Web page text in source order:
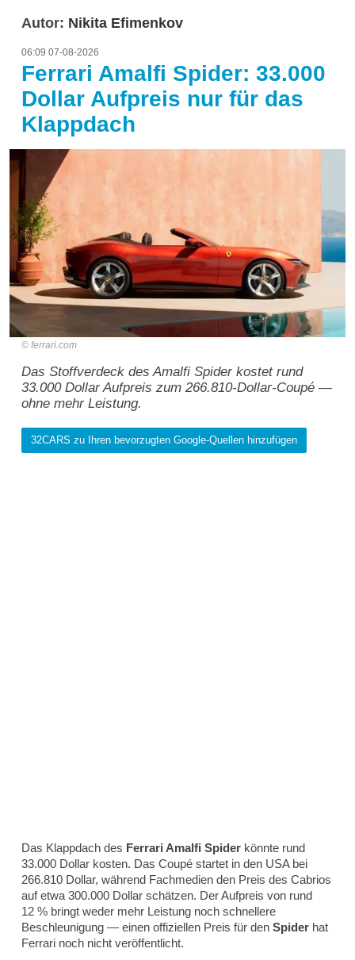
Autor: Nikita Efimenkov
06:09 07-08-2026
Ferrari Amalfi Spider: 33.000
Dollar Aufpreis nur für das
Klappdach
ferrari.com
Das Stoffverdeck des Amalfi Spider kostet rund
33.000 Dollar Aufpreis zum 266.810-Dollar-Coupé —
ohne mehr Leistung.
32CARS zu Ihren bevorzugten Google-Quellen hinzufügen
Das Klappdach des Ferrari Amalfi Spider könnte rund
33.000 Dollar kosten. Das Coupé startet in den USA bei
266.810 Dollar, während Fachmedien den Preis des Cabrios
auf etwa 300.000 Dollar schätzen. Der Aufpreis von rund
12 % bringt weder mehr Leistung noch schnellere
Beschleunigung — einen offiziellen Preis für den Spider hat
Ferrari noch nicht veröffentlicht.